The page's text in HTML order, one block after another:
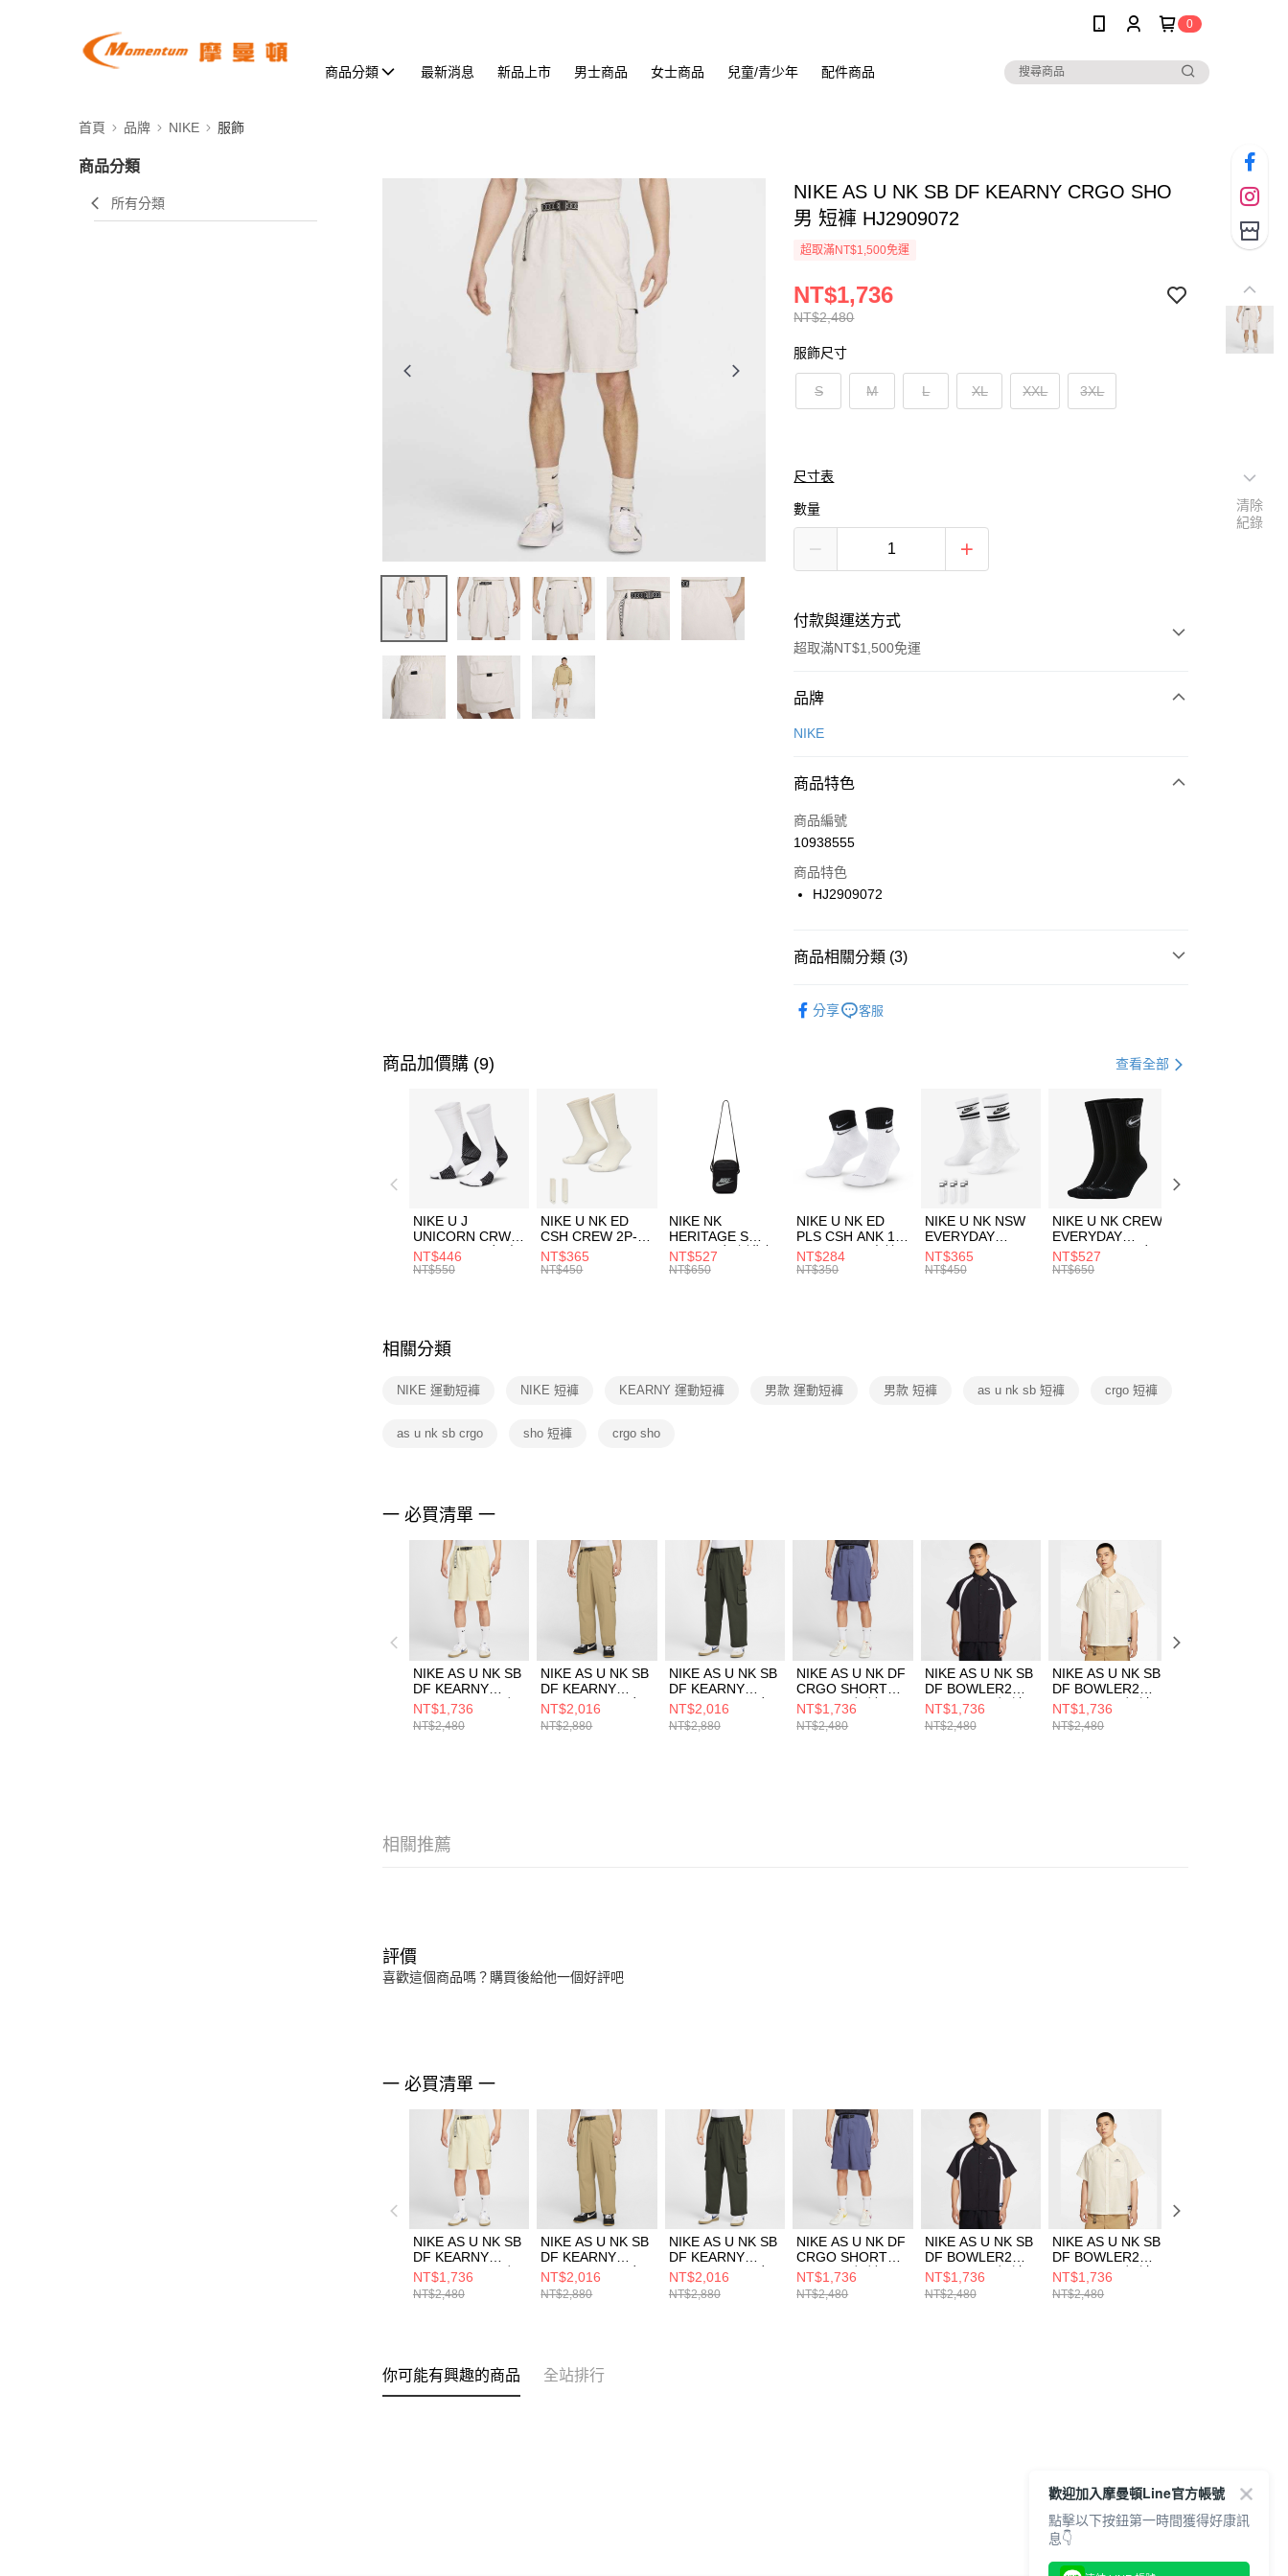
0
商品分類 最新消息 新品上市 男士商品 女士商品 兒童/青少年 配件商品
首頁 品牌 NIKE 服飾
商品分類
所有分類
NIKE AS U NK SB DF KEARNY CRGO SHO
男 短褲 HJ2909072
超取滿NT$1,500免運
NT$2,480
NT$1,736
服飾尺寸
S M L XL XXL 3XL
尺寸表
數量
付款與運送方式
超取滿NT$1,500免運
付款方式
信用卡一次付款
合作金庫商業銀行
華南商業銀行
上海商業儲蓄銀行
國泰世華商業銀行
聯邦商業銀行
台新國際商業銀行
LINE Pay
Apple Pay
【關於「AFTEE先享後付」】
３．安心：先確認商品／服務後，再付款。
【「AFTEE先享後付」結帳流程】
１．於結帳方式選擇「AFTEE先享後付」後，將跳轉至「AFTEE先享後
付」結帳頁面，進行簡訊認證並確認金額後，即可完成結帳。
２．訂單成立數日內，您將收到繳費通知簡訊。
３．收到繳費通知簡訊後14天內，點擊此簡訊中的連結，可透過四大超商
／ATM／網路銀行／等多元方式進行付款，方視為交易完成。
※ 請注意：結帳手續完成當下不需立刻繳費，但若您需要取消訂單，請聯
絡購買商品的店家。未經商家同意取消之訂單仍視為有效，需透過AFTEE
先享後付繳納相關費用。
交易，需依本服務之必要範圍內提供個人資料，並將交易相關給付款項請
結果請求用戶進行身份認證。
５．嚴禁一人註冊多個帳號或使用他人資訊註冊。若發現惡意使用之情
形，恩沛科技股份有限公司將有權停止該用戶之使用額度並採取法律行
每筆NT$100，滿NT$1,500(含以上)免運費
每筆NT$100，滿NT$1,500(含以上)免運費
品牌
NIKE
商品特色
商品編號
10938555
商品特色
HJ2909072
商品相關分類 (3)
分享 客服
商品加價購 (9) 查看全部
NIKE U J
UNICORN CRW
1PR -160 男女 中
統襪 FZ3393100
NT$446
NT$550
NIKE U NK ED
CSH CREW 2P-
144 EMBRDY 男
女 短統襪
NT$365
NT$450
NIKE NK
HERITAGE S
SMIT 男女 側背包
BA5871010
NT$527
NT$650
NIKE U NK ED
PLS CSH ANK 1P
144 DBL 男 中統
襪 DH4058104
NT$284
NT$350
NIKE U NK NSW
EVERYDAY
ESSENTIAL CR
男女 短統襪
NT$365
NT$450
NIKE U NK CREW
EVERYDAY
BBALL 3PR 男女
長統襪
NT$527
NT$650
相關分類
NIKE 運動短褲 NIKE 短褲 KEARNY 運動短褲 男款 運動短褲 男款 短褲 as u nk sb 短褲 crgo 短褲
as u nk sb crgo sho 短褲 crgo sho
一 必買清單 一
NIKE AS U NK SB
DF KEARNY
CRGO SHO 男 短
褲 HJ2909229
NT$1,736
NT$2,480
NIKE AS U NK SB
DF KEARNY
CRGO PNT 男女
長褲 FV7348297
NT$2,016
NT$2,880
NIKE AS U NK SB
DF KEARNY
CRGO PNT 男女
長褲 FV7348355
NT$2,016
NT$2,880
NIKE AS U NK DF
CRGO SHORT
GCEL 男 短褲
IH8658508
NT$1,736
NT$2,480
NIKE AS U NK SB
DF BOWLER2
WVN SS 男 短袖
上衣 HJ2959010
NT$1,736
NT$2,480
NIKE AS U NK SB
DF BOWLER2
WVN SS 男 短袖
上衣 HJ2959133
NT$1,736
NT$2,480
相關推薦
評價
喜歡這個商品嗎？購買後給他一個好評吧
一 必買清單 一
NIKE AS U NK SB
DF KEARNY
CRGO SHO 男 短
褲 HJ2909229
NT$1,736
NT$2,480
NIKE AS U NK SB
DF KEARNY
CRGO PNT 男女
長褲 FV7348297
NT$2,016
NT$2,880
NIKE AS U NK SB
DF KEARNY
CRGO PNT 男女
長褲 FV7348355
NT$2,016
NT$2,880
NIKE AS U NK DF
CRGO SHORT
GCEL 男 短褲
IH8658508
NT$1,736
NT$2,480
NIKE AS U NK SB
DF BOWLER2
WVN SS 男 短袖
上衣 HJ2959010
NT$1,736
NT$2,480
NIKE AS U NK SB
DF BOWLER2
WVN SS 男 短袖
上衣 HJ2959133
NT$1,736
NT$2,480
你可能有興趣的商品 全站排行
清除
紀錄
歡迎加入摩曼頓Line官方帳號
點擊以下按鈕第一時間獲得好康訊
息👇